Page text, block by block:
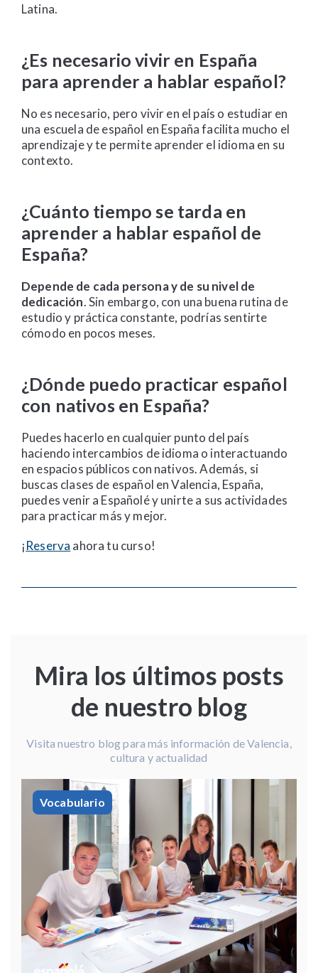
Latina.
¿Es necesario vivir en España
para aprender a hablar español?
No es necesario, pero vivir en el país o estudiar en
una escuela de español en España facilita mucho el
aprendizaje y te permite aprender el idioma en su
contexto.
¿Cuánto tiempo se tarda en
aprender a hablar español de
España?
Depende de cada persona y de su nivel de
dedicación. Sin embargo, con una buena rutina de
estudio y práctica constante, podrías sentirte
cómodo en pocos meses.
¿Dónde puedo practicar español
con nativos en España?
Puedes hacerlo en cualquier punto del país
haciendo intercambios de idioma o interactuando
en espacios públicos con nativos. Además, si
buscas clases de español en Valencia, España,
puedes venir a Españolé y unirte a sus actividades
para practicar más y mejor.
¡Reserva ahora tu curso!
Mira los últimos posts
de nuestro blog
Visita nuestro blog para más información de Valencia,
cultura y actualidad
Vocabulario